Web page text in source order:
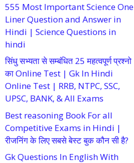
555 Most Important Science One
Liner Question and Answer in
Hindi | Science Questions in
hindi
सिंधु सभ्यता से सम्बंधित 25 महत्वपूर्ण प्रश्नो
का Online Test | Gk In Hindi
Online Test | RRB, NTPC, SSC,
UPSC, BANK, & All Exams
Best reasoning Book For all
Competitive Exams in Hindi |
रीजनिंग के लिए सबसे बेस्ट बुक कौन सी है?
Gk Questions In English With